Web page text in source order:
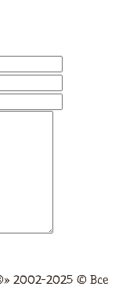
2002-2025 © Все